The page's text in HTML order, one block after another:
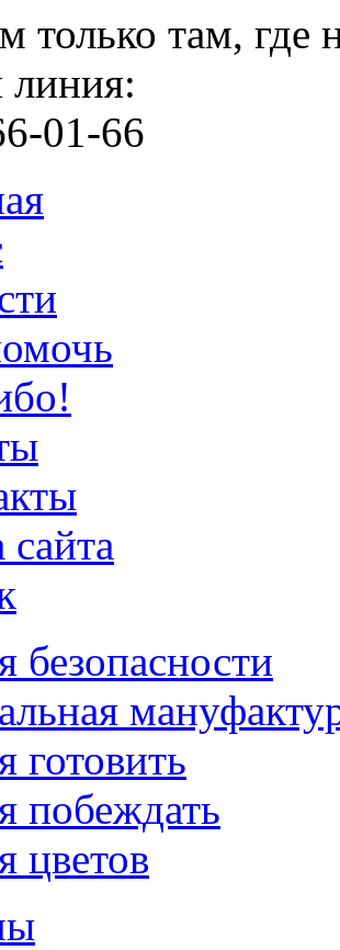
только там,
линия:
01-66
сайта
безопасности
готовить
побеждать
цветов